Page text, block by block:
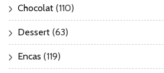
Chocolat (110)
Dessert (63)
Encas (119)